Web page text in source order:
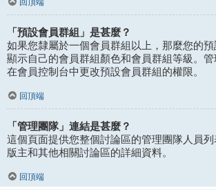
「預設會員群組」是甚麼？
如果您隸屬於一個會員群組以上，那麼您的
顯示自己的會員群組顏色和會員群組等級。
在會員控制台中更改預設會員群組的權限。
回頂端
「管理團隊」連結是甚麼？
這個頁面提供您整個討論區的管理團隊人員列
版主和其他相關討論區的詳細資料。
回頂端